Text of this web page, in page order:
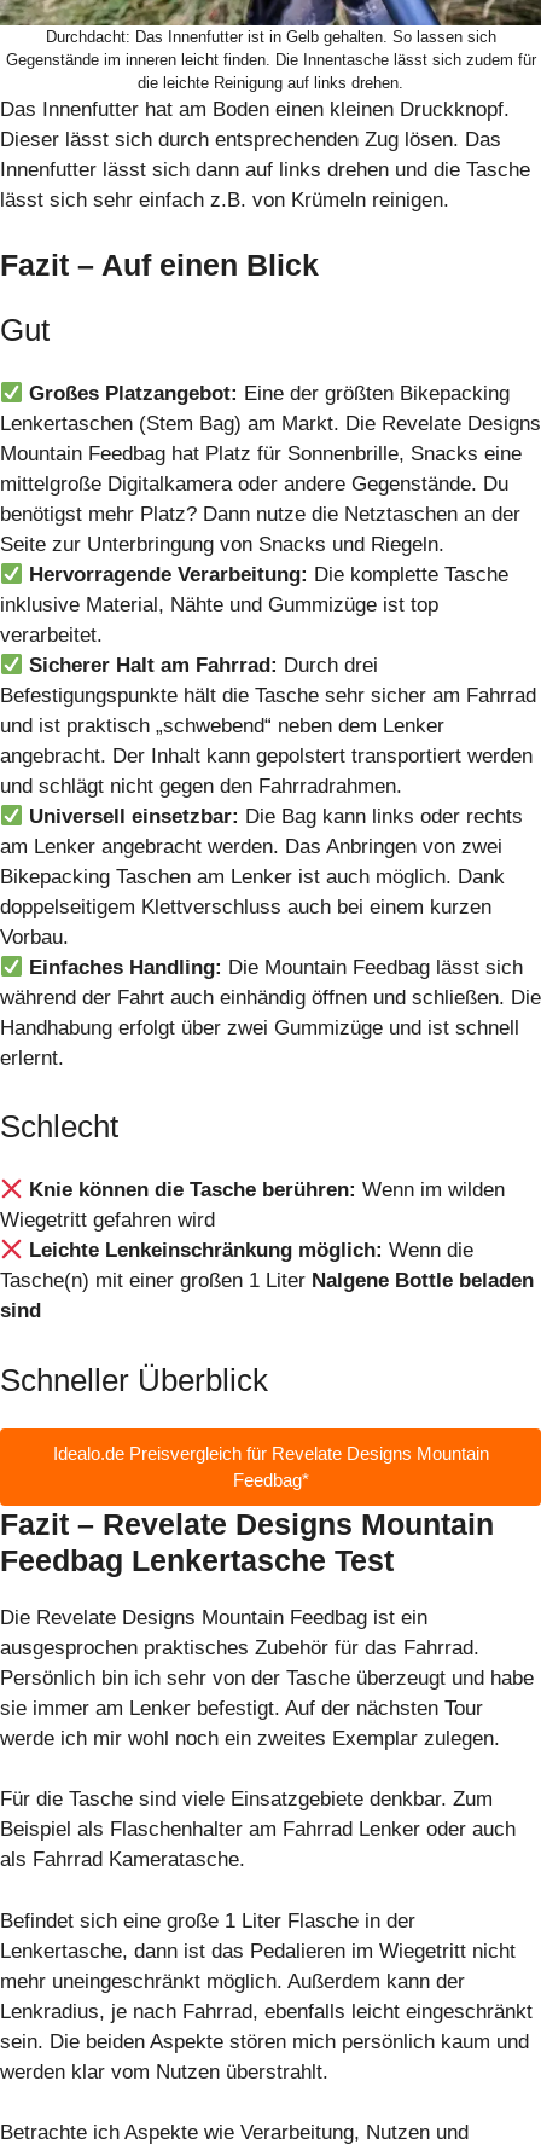
Durchdacht: Das Innenfutter ist in Gelb gehalten. So lassen sich
Gegenstände im inneren leicht finden. Die Innentasche lässt sich zudem für
die leichte Reinigung auf links drehen.
Das Innenfutter hat am Boden einen kleinen Druckknopf.
Dieser lässt sich durch entsprechenden Zug lösen. Das
Innenfutter lässt sich dann auf links drehen und die Tasche
lässt sich sehr einfach z.B. von Krümeln reinigen.
Fazit – Auf einen Blick
Gut
Großes Platzangebot: Eine der größten Bikepacking
Lenkertaschen (Stem Bag) am Markt. Die Revelate Designs
Mountain Feedbag hat Platz für Sonnenbrille, Snacks eine
mittelgroße Digitalkamera oder andere Gegenstände. Du
benötigst mehr Platz? Dann nutze die Netztaschen an der
Seite zur Unterbringung von Snacks und Riegeln.
Hervorragende Verarbeitung: Die komplette Tasche
inklusive Material, Nähte und Gummizüge ist top
verarbeitet.
Sicherer Halt am Fahrrad: Durch drei
Befestigungspunkte hält die Tasche sehr sicher am Fahrrad
und ist praktisch „schwebend“ neben dem Lenker
angebracht. Der Inhalt kann gepolstert transportiert werden
und schlägt nicht gegen den Fahrradrahmen.
Universell einsetzbar: Die Bag kann links oder rechts
am Lenker angebracht werden. Das Anbringen von zwei
Bikepacking Taschen am Lenker ist auch möglich. Dank
doppelseitigem Klettverschluss auch bei einem kurzen
Vorbau.
Einfaches Handling: Die Mountain Feedbag lässt sich
während der Fahrt auch einhändig öffnen und schließen. Die
Handhabung erfolgt über zwei Gummizüge und ist schnell
erlernt.
Schlecht
Knie können die Tasche berühren:Wenn im wilden
Wiegetritt gefahren wird
Leichte Lenkeinschränkung möglich:Wenn die
Tasche(n) mit einer großen 1 Liter Nalgene Bottle beladen
sind
Schneller Überblick
Idealo.de Preisvergleich für Revelate Designs Mountain
Feedbag*
Fazit – Revelate Designs Mountain
Feedbag Lenkertasche Test
Die Revelate Designs Mountain Feedbag ist ein
ausgesprochen praktisches Zubehör für das Fahrrad.
Persönlich bin ich sehr von der Tasche überzeugt und habe
sie immer am Lenker befestigt. Auf der nächsten Tour
werde ich mir wohl noch ein zweites Exemplar zulegen.
Für die Tasche sind viele Einsatzgebiete denkbar. Zum
Beispiel als Flaschenhalter am Fahrrad Lenker oder auch
als Fahrrad Kameratasche.
Befindet sich eine große 1 Liter Flasche in der
Lenkertasche, dann ist das Pedalieren im Wiegetritt nicht
mehr uneingeschränkt möglich. Außerdem kann der
Lenkradius, je nach Fahrrad, ebenfalls leicht eingeschränkt
sein. Die beiden Aspekte stören mich persönlich kaum und
werden klar vom Nutzen überstrahlt.
Betrachte ich Aspekte wie Verarbeitung, Nutzen und